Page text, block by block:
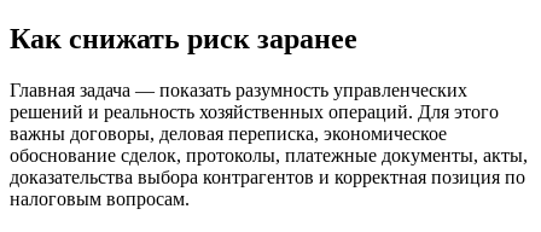
Как снижать риск заранее
Главная задача — показать разумность управленческих
решений и реальность хозяйственных операций. Для этого
важны договоры, деловая переписка, экономическое
обоснование сделок, протоколы, платежные документы, акты,
доказательства выбора контрагентов и корректная позиция по
налоговым вопросам.